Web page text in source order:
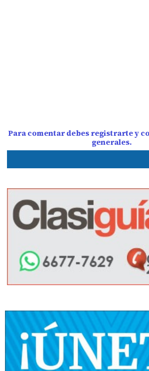
Para comentar debes registrarte y
generales.